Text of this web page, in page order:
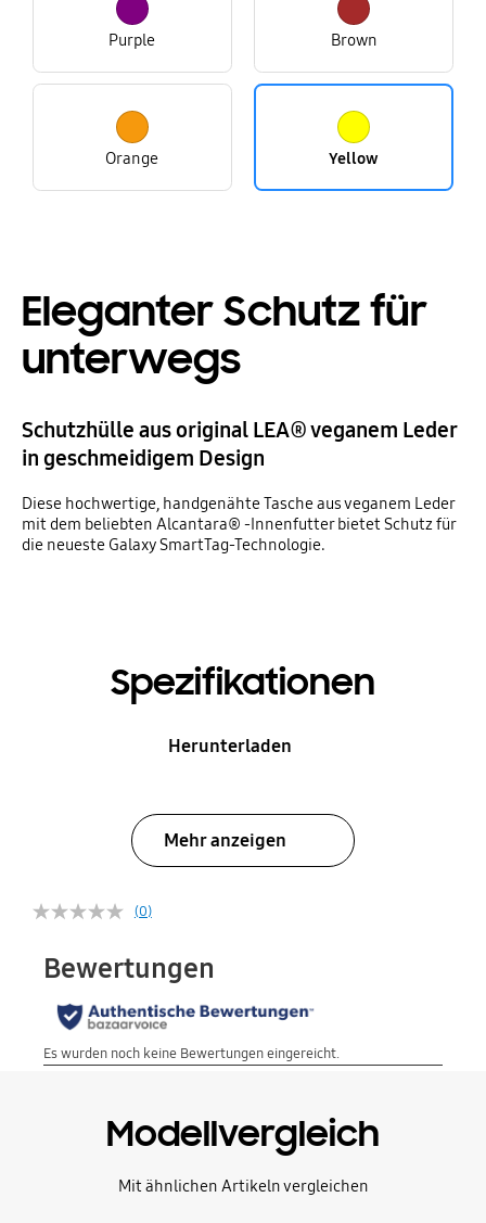
Purple Brown
Orange Yellow
Eleganter Schutz für
unterwegs
Schutzhülle aus original LEA® veganem Leder
in geschmeidigem Design
Diese hochwertige, handgenähte Tasche aus veganem Leder
mit dem beliebten Alcantara® -Innenfutter bietet Schutz für
die neueste Galaxy SmartTag-Technologie.
Spezifikationen
Herunterladen
Mehr anzeigen
(0)
Modellvergleich
Mit ähnlichen Artikeln vergleichen